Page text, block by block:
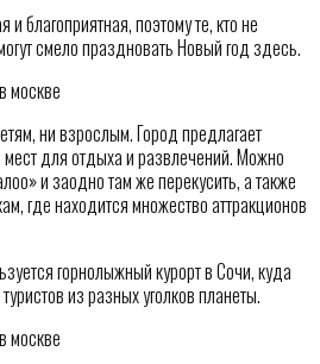
благоприятная, поэтому те, кто не
смело праздновать Новый год здесь.
ни взрослым. Город предлагает
для отдыха и развлечений. Можно
и заодно там же перекусить, а также
где находится множество аттракционов
горнолыжный курорт в Сочи, куда
из разных уголков планеты.